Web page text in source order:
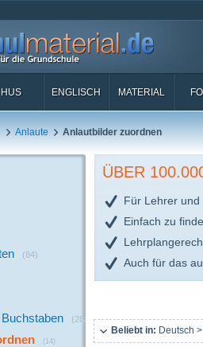
HUS ENGLISCH MATERIAL
Anlaute Anlautbilder zuordnen
(84)
(284)
(14)
ÜBER
Für Lehrer und
Einfach zu
Auch für das
Beliebt in: Deutsch